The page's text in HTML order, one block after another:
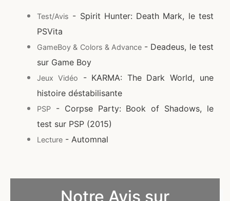
Test/Avis - Spirit Hunter: Death Mark, le test
PSVita
GameBoy & Colors & Advance - Deadeus, le test
sur Game Boy
Jeux Vidéo
- KARMA: The Dark World, une
histoire déstabilisante
PSP
- Corpse Party: Book of Shadows, le
test sur PSP (2015)
Lecture - Automnal
Notre Avis sur